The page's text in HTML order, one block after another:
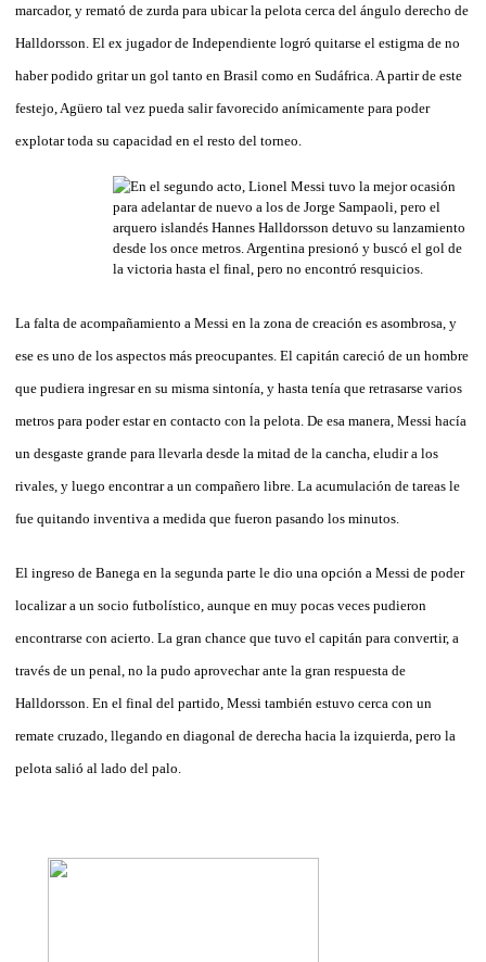
marcador, y remató de zurda para ubicar la pelota cerca del ángulo derecho de
Halldorsson. El ex jugador de Independiente logró quitarse el estigma de no
haber podido gritar un gol tanto en Brasil como en Sudáfrica. A partir de este
festejo, Agüero tal vez pueda salir favorecido anímicamente para poder
explotar toda su capacidad en el resto del torneo.
La falta de acompañamiento a Messi en la zona de creación es asombrosa, y
ese es uno de los aspectos más preocupantes. El capitán careció de un hombre
que pudiera ingresar en su misma sintonía, y hasta tenía que retrasarse varios
metros para poder estar en contacto con la pelota. De esa manera, Messi hacía
un desgaste grande para llevarla desde la mitad de la cancha, eludir a los
rivales, y luego encontrar a un compañero libre. La acumulación de tareas le
fue quitando inventiva a medida que fueron pasando los minutos.
El ingreso de Banega en la segunda parte le dio una opción a Messi de poder
localizar a un socio futbolístico, aunque en muy pocas veces pudieron
encontrarse con acierto. La gran chance que tuvo el capitán para convertir, a
través de un penal, no la pudo aprovechar ante la gran respuesta de
Halldorsson. En el final del partido, Messi también estuvo cerca con un
remate cruzado, llegando en diagonal de derecha hacia la izquierda, pero la
pelota salió al lado del palo.